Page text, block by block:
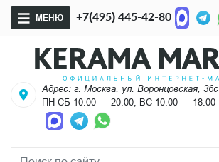
МЕНЮ +7(495) 445-42-80
Адрес: г. Москва, ул. Воронцовская,
ПН-СБ 10:00 — 20:00, ВС 10:00 — 18:00